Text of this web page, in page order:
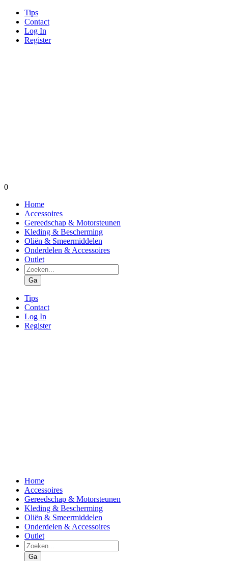
Tips
Contact
Log In
Register
0
Home
Accessoires
Gereedschap & Motorsteunen
Kleding & Bescherming
Oliën & Smeermiddelen
Onderdelen & Accessoires
Outlet
Producten
zoeken
Ga
Tips
Contact
Log In
Register
Home
Accessoires
Gereedschap & Motorsteunen
Kleding & Bescherming
Oliën & Smeermiddelen
Onderdelen & Accessoires
Outlet
Producten
zoeken
Ga